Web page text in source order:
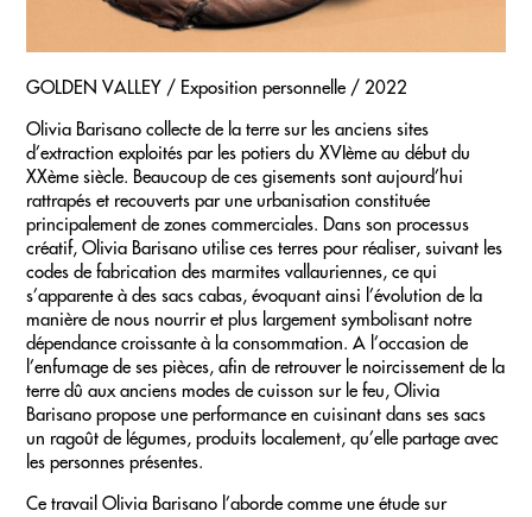
GOLDEN VALLEY / Exposition personnelle / 2022
Olivia Barisano collecte de la terre sur les anciens sites
d’extraction exploités par les potiers du XVIème au début du
XXème siècle. Beaucoup de ces gisements sont aujourd’hui
rattrapés et recouverts par une urbanisation constituée
principalement de zones commerciales. Dans son processus
créatif, Olivia Barisano utilise ces terres pour réaliser, suivant les
codes de fabrication des marmites vallauriennes, ce qui
s’apparente à des sacs cabas, évoquant ainsi l’évolution de la
manière de nous nourrir et plus largement symbolisant notre
dépendance croissante à la consommation. A l’occasion de
l’enfumage de ses pièces, afin de retrouver le noircissement de la
terre dû aux anciens modes de cuisson sur le feu, Olivia
Barisano propose une performance en cuisinant dans ses sacs
un ragoût de légumes, produits localement, qu’elle partage avec
les personnes présentes.
Ce travail Olivia Barisano l’aborde comme une étude sur